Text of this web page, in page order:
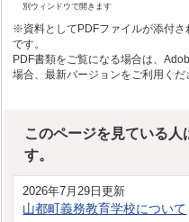
別ウィンドウで開きます
※資料としてPDFファイルが添付
です。
PDF書類をご覧になる場合は、
場合、最新バージョンをご利用くだ
このページを見ている人
す。
2026年7月29日更新
山都町義務教育学校について